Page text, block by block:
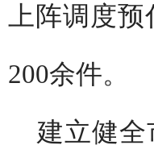
上阵调度
200余件。
建立健全